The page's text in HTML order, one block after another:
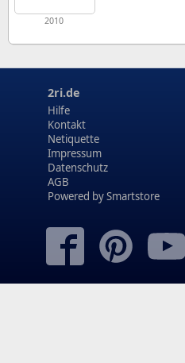
2010
2ri.de
Hilfe
Kontakt
Netiquette
Impressum
Datenschutz
AGB
Powered bySmartstore